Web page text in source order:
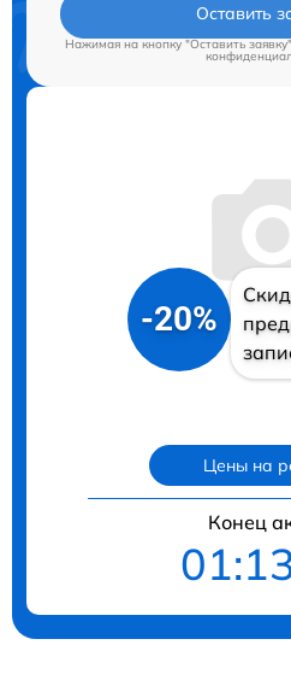
Оставить
Нажимая на кнопку "Оставить
-20%
Цены на
Конец